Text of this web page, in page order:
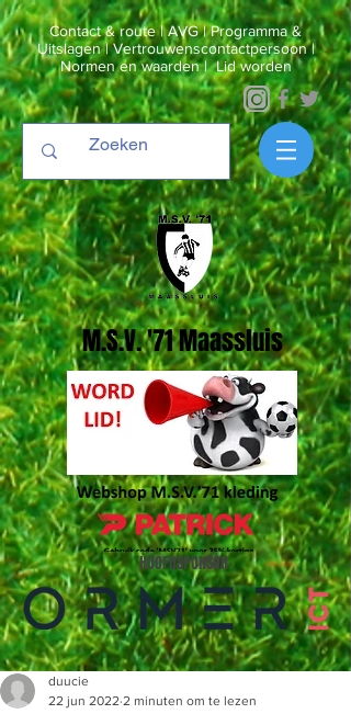
Contact & route|AVG|Programma &
Uitslagen|Vertrouwenscontactpersoon|
Normen en waarden|Lid worden
M.S.V. '71 Maassluis
HOOFDSPONSOR
duucie
22 jun 2022 2 minuten om te lezen